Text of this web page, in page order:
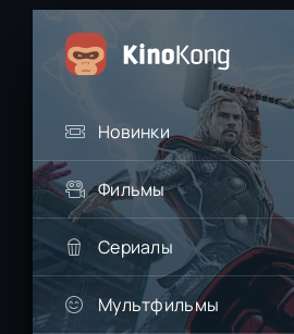
Новинки
Фильмы
Сериалы
Мультфильмы